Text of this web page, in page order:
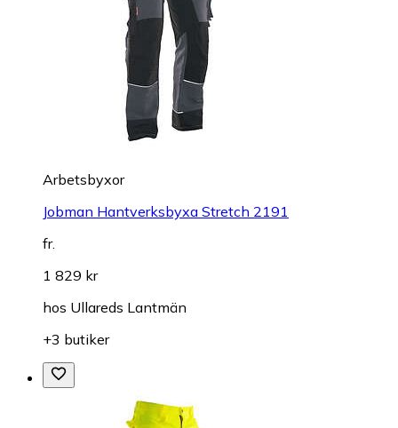
Arbetsbyxor
Jobman Hantverksbyxa Stretch 2191
fr.
1 829 kr
hos Ullareds Lantmän
+3 butiker